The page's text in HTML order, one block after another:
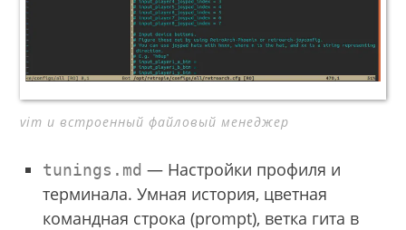
vim и встроенный файловый менеджер
tunings.md — Настройки профиля и
терминала. Умная история, цветная
командная строка (prompt), ветка гита в